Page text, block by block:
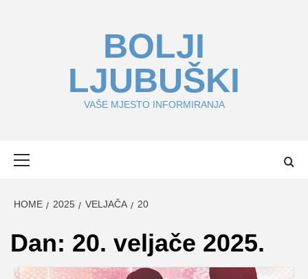
BOLJI
LJUBUŠKI
VAŠE MJESTO INFORMIRANJA
HOME 2025 VELJAČA 20
Dan: 20. veljače 2025.